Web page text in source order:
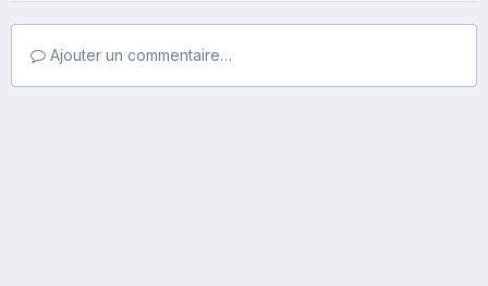
Ajouter un commentaire…